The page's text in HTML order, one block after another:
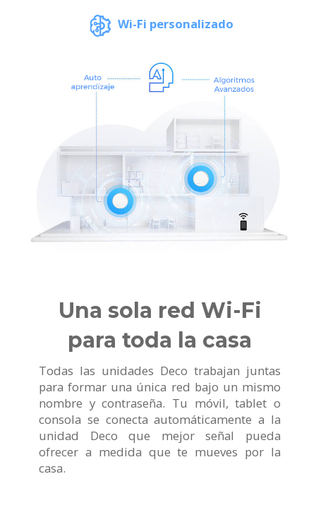
Wi-Fi personalizado
Una sola red Wi-Fi
para toda la casa
Todas las unidades Deco trabajan juntas
para formar una única red bajo un mismo
nombre y contraseña. Tu móvil, tablet o
consola se conecta automáticamente a la
unidad Deco que mejor señal pueda
ofrecer a medida que te mueves por la
casa.